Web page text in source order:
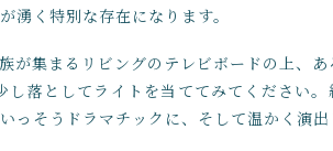
湧く特別な存在になります。
が集まるリビングのテレビボードの上、
落としてライトを当ててみてください。
っそうドラマチックに、そして温かく演出